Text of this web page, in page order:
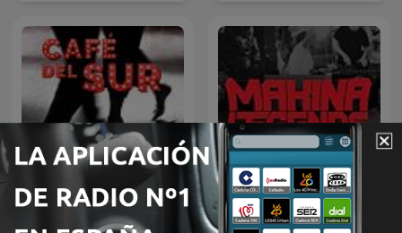
Café del sur
MAKINA LEGENDS (FLAIX
FM)